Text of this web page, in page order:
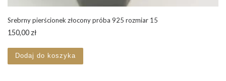
Srebrny pierścionek złocony próba 925 rozmiar 15
150,00 zł
Dodaj do koszyka